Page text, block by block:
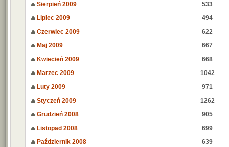
Sierpień 2009
533
Lipiec 2009
494
Czerwiec 2009
622
Maj 2009
667
Kwiecień 2009
668
Marzec 2009
1042
Luty 2009
971
Styczeń 2009
1262
Grudzień 2008
905
Listopad 2008
699
Październik 2008
639